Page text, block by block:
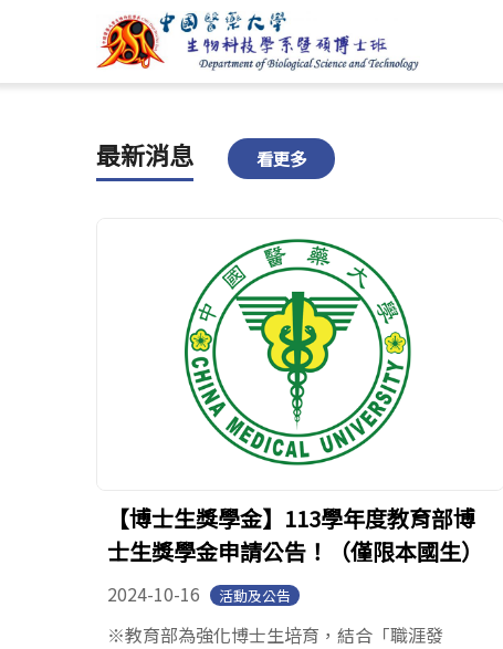
最新消息 看更多
【博士生獎學金】113學年度教育部博
士生獎學金申請公告！（僅限本國生）
2024-10-16 活動及公告
※教育部為強化博士生培育，結合「職涯發